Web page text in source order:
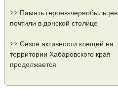
>> Память героев-чернобыльцев
почтили в донской столице
>> Сезон активности клещей на
территории Хабаровского края
продолжается